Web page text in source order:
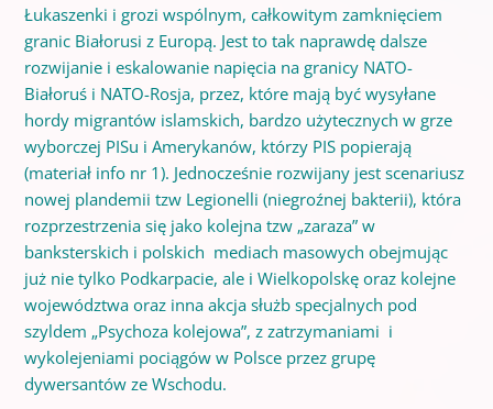
Łukaszenki i grozi wspólnym, całkowitym zamknięciem
granic Białorusi z Europą. Jest to tak naprawdę dalsze
rozwijanie i eskalowanie napięcia na granicy NATO-
Białoruś i NATO-Rosja, przez, które mają być wysyłane
hordy migrantów islamskich, bardzo użytecznych w grze
wyborczej PISu i Amerykanów, którzy PIS popierają
(materiał info nr 1). Jednocześnie rozwijany jest scenariusz
nowej plandemii tzw Legionelli (niegroźnej bakterii), która
rozprzestrzenia się jako kolejna tzw „zaraza” w
banksterskich i polskich mediach masowych obejmując
już nie tylko Podkarpacie, ale i Wielkopolskę oraz kolejne
województwa oraz inna akcja służb specjalnych pod
szyldem „Psychoza kolejowa”, z zatrzymaniami i
wykolejeniami pociągów w Polsce przez grupę
dywersantów ze Wschodu.